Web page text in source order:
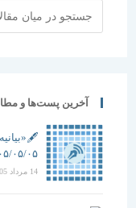
معماران، از
خودداری کنند
معماری ایران
وضعیت
مطلوبی ندارد
آخرین پست‌ها و مطالب
🖋️«بیانیه خانه
۰۵/۰۵/۰۵»
14 مرداد 1405 / ۰ دیدگاه